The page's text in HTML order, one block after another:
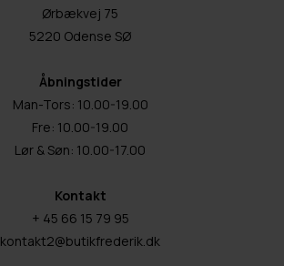
Ørbækvej 75
5220 Odense SØ
Åbningstider
Man-Tors: 10.00-19.00
Fre: 10.00-19.00
Lør & Søn: 10.00-17.00
Kontakt
+ 45 66 15 79 95
kontakt2@butikfrederik.dk